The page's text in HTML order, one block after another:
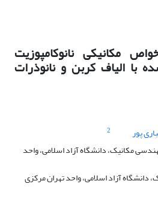
مکانیکی نانوکامپوزیت
با الیاف کربن و نانوذرات
پور
2
مکانیک، دانشگاه آزاد اسلامی، واحد
دانشگاه آزاد اسلامی، واحد تهران مرکزی